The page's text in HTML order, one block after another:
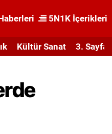
5N1K İçerikleri
Kültür Sanat 3. Sayfa